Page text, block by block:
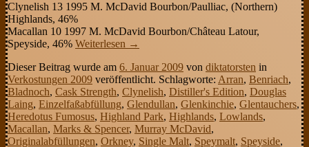
Clynelish 13 1995 M. McDavid Bourbon/Paulliac, (Northern)
Highlands, 46%
Macallan 10 1997 M. McDavid Bourbon/Château Latour,
Speyside, 46% Weiterlesen →
Dieser Beitrag wurde am 6. Januar 2009 von diktatorsten in
Verkostungen 2009 veröffentlicht. Schlagworte: Arran, Benriach,
Bladnoch, Cask Strength, Clynelish, Distiller's Edition, Douglas
Laing, Einzelfaßabfüllung, Glendullan, Glenkinchie, Glentauchers,
Heredotus Fumosus, Highland Park, Highlands, Lowlands,
Macallan, Marks & Spencer, Murray McDavid,
Originalabfüllungen, Orkney, Single Malt, Speymalt, Speyside,